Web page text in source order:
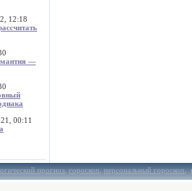
12:18
—
00:11
прогноз,гороскоп,персональный гороскоп,